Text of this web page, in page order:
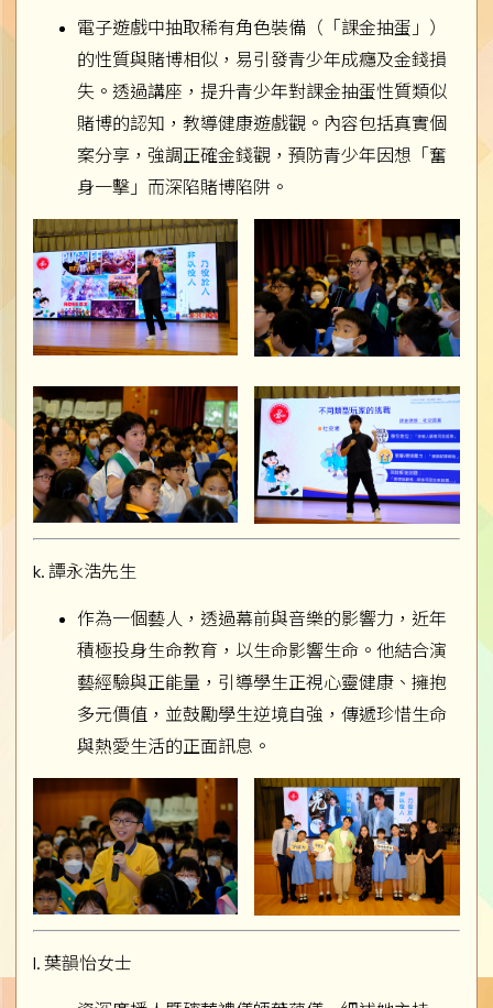
電子遊戲中抽取稀有角色裝備（「課金抽蛋」）
的性質與賭博相似，易引發青少年成癮及金錢損
失。透過講座，提升青少年對課金抽蛋性質類似
賭博的認知，教導健康遊戲觀。內容包括真實個
案分享，強調正確金錢觀，預防青少年因想「奮
身一擊」而深陷賭博陷阱。
k. 譚永浩先生
作為一個藝人，透過幕前與音樂的影響力，近年
積極投身生命教育，以生命影響生命。他結合演
藝經驗與正能量，引導學生正視心靈健康、擁抱
多元價值，並鼓勵學生逆境自強，傳遞珍惜生命
與熱愛生活的正面訊息。
l. 葉韻怡女士